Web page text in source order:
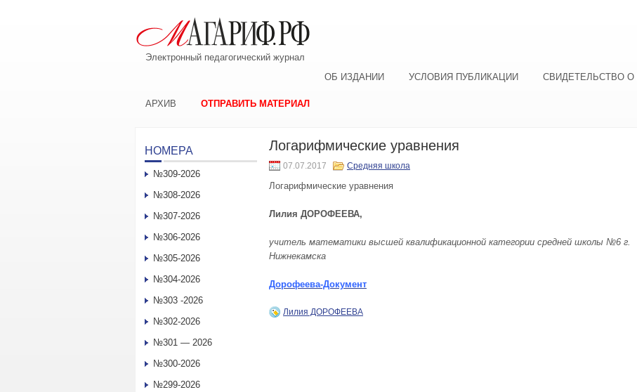
Электронный педагогический журнал
ОБ ИЗДАНИИ
УСЛОВИЯ ПУБЛИКАЦИИ СВИДЕТЕЛЬСТВО О
АРХИВ ОТПРАВИТЬ МАТЕРИАЛ
Логарифмические уравнения
07.07.2017 Средняя школа
Логарифмические уравнения
Лилия ДОРОФЕЕВА,
учитель математики высшей квалификационной категории средней школы №6 г.
Нижнекамска
Дорофеева-Документ
Лилия ДОРОФЕЕВА
НОМЕРА
№309-2026
№308-2026
№307-2026
№306-2026
№305-2026
№304-2026
№303 -2026
№302-2026
№301 — 2026
№300-2026
№299-2026